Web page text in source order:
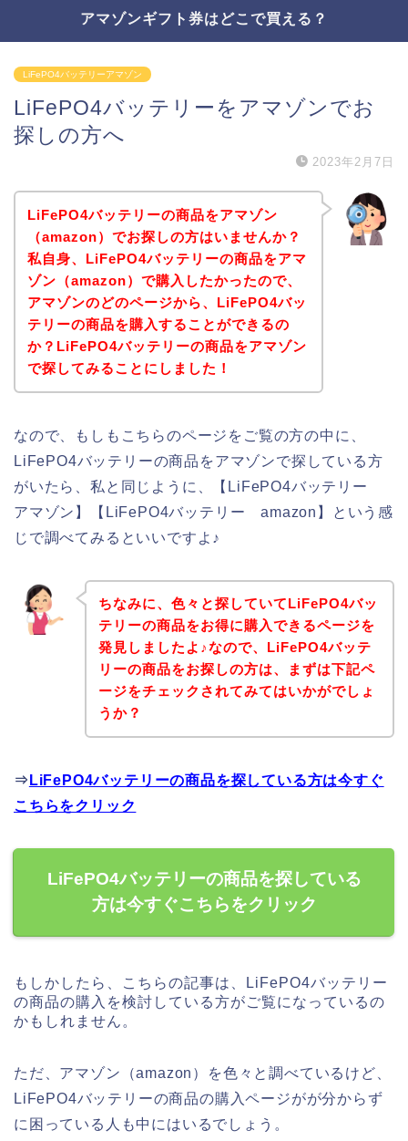
アマゾンギフト券はどこで買える？
LiFePO4バッテリーアマゾン
LiFePO4バッテリーをアマゾンでお
探しの方へ
2023年2月7日
LiFePO4バッテリーの商品をアマゾン
（amazon）でお探しの方はいませんか？
私自身、LiFePO4バッテリーの商品をアマ
ゾン（amazon）で購入したかったので、
アマゾンのどのページから、LiFePO4バッ
テリーの商品を購入することができるの
か？LiFePO4バッテリーの商品をアマゾン
で探してみることにしました！
なので、もしもこちらのページをご覧の方の中に、
LiFePO4バッテリーの商品をアマゾンで探している方
がいたら、私と同じように、【LiFePO4バッテリー
アマゾン】【LiFePO4バッテリー amazon】という感
じで調べてみるといいですよ♪
ちなみに、色々と探していてLiFePO4バッ
テリーの商品をお得に購入できるページを
発見しましたよ♪なので、LiFePO4バッテ
リーの商品をお探しの方は、まずは下記ペ
ージをチェックされてみてはいかがでしょ
うか？
⇒ LiFePO4バッテリーの商品を探している方は今すぐ
こちらをクリック
LiFePO4バッテリーの商品を探している
方は今すぐこちらをクリック
もしかしたら、こちらの記事は、LiFePO4バッテリー
の商品の購入を検討している方がご覧になっているの
かもしれません。
ただ、アマゾン（amazon）を色々と調べているけど、
LiFePO4バッテリーの商品の購入ページがが分からず
に困っている人も中にはいるでしょう。